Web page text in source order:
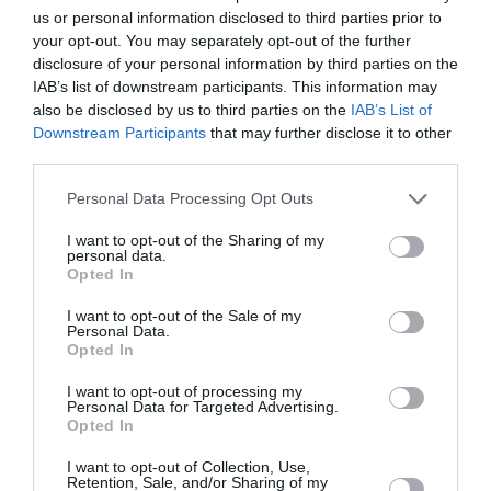
us or personal information disclosed to third parties prior to
your opt-out. You may separately opt-out of the further
disclosure of your personal information by third parties on the
IAB’s list of downstream participants. This information may
also be disclosed by us to third parties on the IAB’s List of
Downstream Participants that may further disclose it to other
Please note that this website/app uses one or more Google
not limited to your visit or usage behaviour. You may click to
grant or deny consent to Google and its third-party tags to
use your data for below specified purposes in below Google
consent section.
Personal Data Processing Opt Outs
I want to opt-out of the Sharing of my
personal data.
Opted In
I want to opt-out of the Sale of my
Personal Data.
Opted In
I want to opt-out of processing my
Personal Data for Targeted Advertising.
Opted In
I want to opt-out of Collection, Use,
Retention, Sale, and/or Sharing of my
εκδήλωση για Ισαάκ και Σολωμού – Με κοντό παντελόνι
και αθλητικά
Βιλερμπάν: Η οικογένεια Μπας των Λέικερς ετοιμάζεται
να αγοράσει τον σύλλογο – Στα 80 εκατ. ευρώ το deal
διαβάστε ακόμη